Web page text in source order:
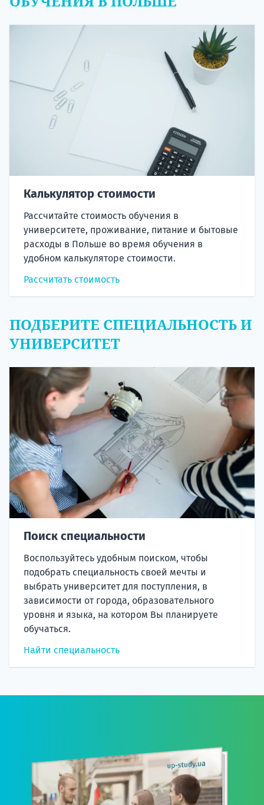
Калькулятор стоимости
Рассчитайте стоимость обучения в
университете, проживание, питание и бытовые
расходы в Польше во время обучения в
удобном калькуляторе стоимости.
Рассчитать стоимость
ПОДБЕРИТЕ СПЕЦИАЛЬНОСТЬ И
УНИВЕРСИТЕТ
Поиск специальности
Воспользуйтесь удобным поиском, чтобы
подобрать специальность своей мечты и
выбрать университет для поступления, в
зависимости от города, образовательного
уровня и языка, на котором Вы планируете
обучаться.
Найти специальность